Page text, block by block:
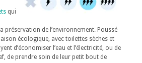
qui
préservation de l’environnement. Poussé
écologique, avec toilettes sèches et
d’économiser l’eau et l’électricité, ou de
de prendre soin de leur petit bout de